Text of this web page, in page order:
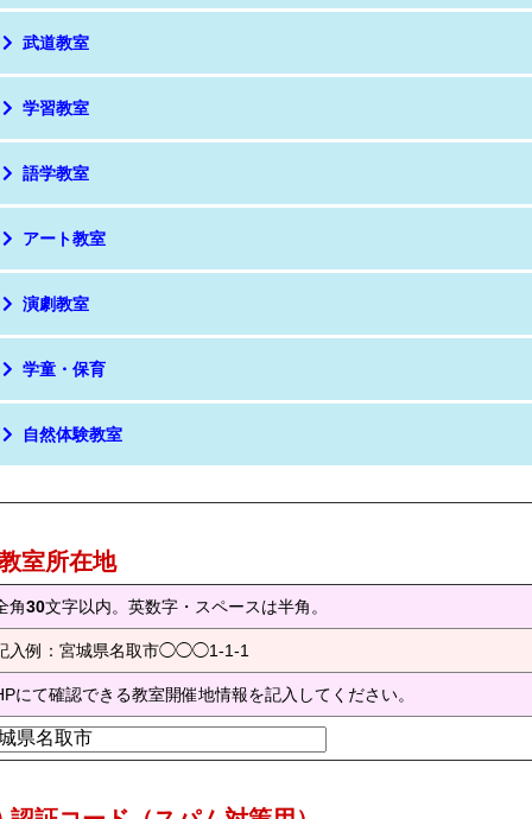
武道教室
学習教室
語学教室
アート教室
演劇教室
学童・保育
自然体験教室
室所在地
角30文字以内。英数字・スペースは半角。
入例：宮城県名取市◯◯◯1-1-1
にて確認できる教室開催地情報を記入してください。